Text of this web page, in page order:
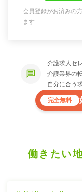
会員登録がお済みの
ます
介護求人セ
介護業界の
自分に合う
完全無料
働きたい